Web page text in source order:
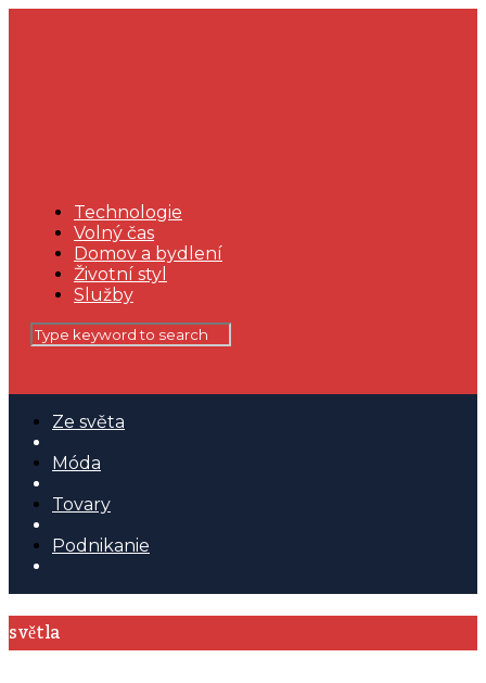
Technologie
Volný čas
Domov a bydlení
Životní styl
Služby
Ze světa
Móda
Tovary
Podnikanie
světla